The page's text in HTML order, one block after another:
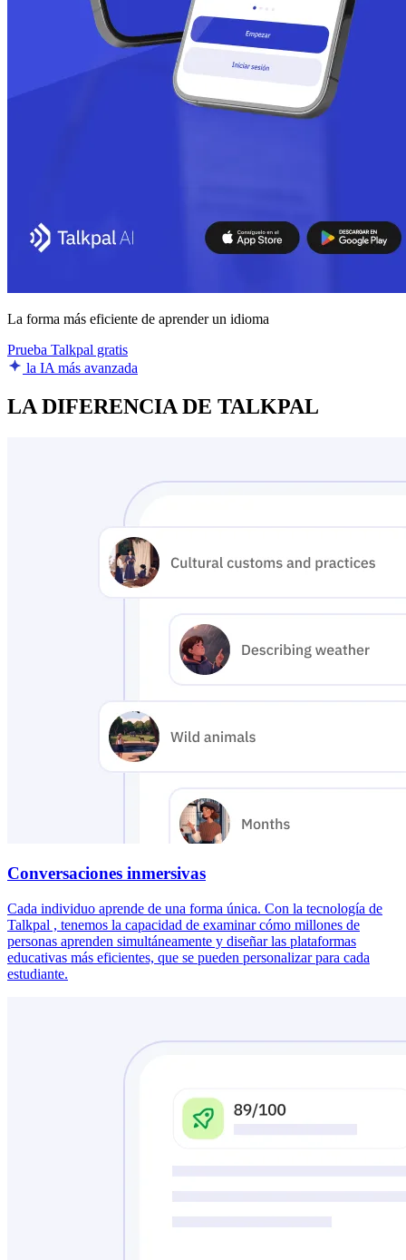
La forma más eficiente de aprender un idioma
Prueba Talkpal gratis
la IA más avanzada
LA DIFERENCIA DE TALKPAL
Conversaciones inmersivas
Cada individuo aprende de una forma única. Con la tecnología de
Talkpal , tenemos la capacidad de examinar cómo millones de
personas aprenden simultáneamente y diseñar las plataformas
educativas más eficientes, que se pueden personalizar para cada
estudiante.